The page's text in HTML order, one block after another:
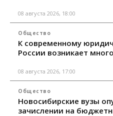
08 августа 2026, 18:00
Общество
К современному
России возникает
08 августа 2026, 17:00
Общество
Новосибирские вузы
зачислении на